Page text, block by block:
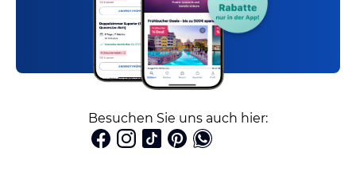
Besuchen Sie uns auch hier: